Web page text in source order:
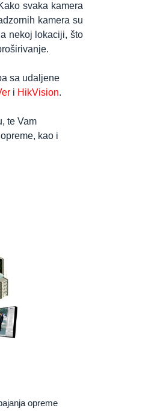
svaka kamera
kamera su
nekoj lokaciji, što
sa udaljene
i HikVision.
te Vam
kao i
opreme